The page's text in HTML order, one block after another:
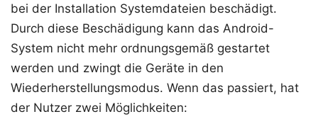
bei der Installation Systemdateien beschädigt.
Durch diese Beschädigung kann das Android-
System nicht mehr ordnungsgemäß gestartet
werden und zwingt die Geräte in den
Wiederherstellungsmodus. Wenn das passiert, hat
der Nutzer zwei Möglichkeiten: